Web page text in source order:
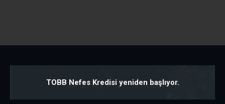
TOBB Nefes Kredisi yeniden başlıyor.